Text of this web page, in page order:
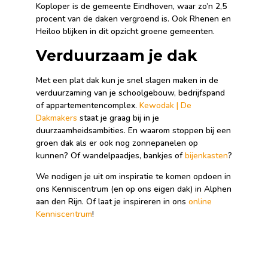
Koploper is de gemeente Eindhoven, waar zo’n 2,5
procent van de daken vergroend is. Ook Rhenen en
Heiloo blijken in dit opzicht groene gemeenten.
Verduurzaam je dak
Met een plat dak kun je snel slagen maken in de
verduurzaming van je schoolgebouw, bedrijfspand
of appartementencomplex. Kewodak | De
Dakmakers staat je graag bij in je
duurzaamheidsambities. En waarom stoppen bij een
groen dak als er ook nog zonnepanelen op
kunnen? Of wandelpaadjes, bankjes ofbijenkasten?
We nodigen je uit om inspiratie te komen opdoen in
ons Kenniscentrum (en op ons eigen dak) in Alphen
aan den Rijn. Of laat je inspireren in ons online
Kenniscentrum!